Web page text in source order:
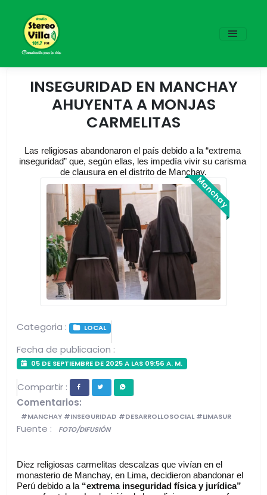
INSEGURIDAD EN MANCHAY
AHUYENTA A MONJAS
CARMELITAS
Las religiosas abandonaron el país debido a la “extrema
inseguridad” que, según ellas, les impedía vivir su carisma
de clausura en el distrito de Manchay.
Manchay
Categoria : LOCAL
Fecha de publicacion :
05 DE SEPTIEMBRE DE 2025 A LAS 09:56 A. M.
Compartir :
Comentarios:
#MANCHAY #INSEGURIDAD #DESARROLLOSOCIAL #LIMASUR
Fuente : FOTO/DIFUSIÓN
Diez religiosas carmelitas descalzas que vivían en el
monasterio de Manchay, en Lima, decidieron abandonar el
Perú debido a la “extrema inseguridad física y jurídica”